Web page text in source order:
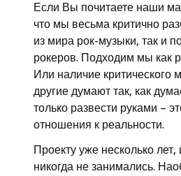
Если Вы почитаете наши
что мы весьма критично
из мира рок-музыки, так и
рокеров. Подходим мы как
Или наличие критического
другие думают так, как
только развести руками –
отношения к реальности.
Проекту уже несколько
никогда не занимались.